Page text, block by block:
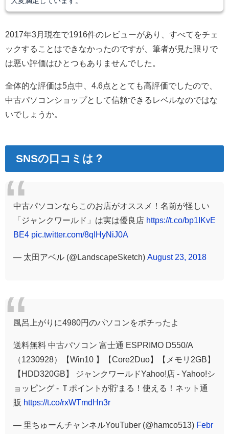
2017年3月現在で1916件のレビューがあり、すべてをチェ
ックすることはできなかったのですが、筆者が見た限りで
は悪い評価はひとつもありませんでした。
全体的な評価は5点中、4.6点ととても高評価でしたので、
中古パソコンショップとして信頼できるレベルなのではな
いでしょうか。
SNSの口コミは？
中古パソコンならこのお店がオススメ！名前が怪しい
「ジャンクワールド」は実は優良店 https://t.co/bp1IKvE
BE4 pic.twitter.com/8qIHyNiJ0A
— 太田アベル (@LandscapeSketch) August 23, 2018
風呂上がりに4980円のパソコンをポチったよ
送料無料 中古パソコン 富士通 ESPRIMO D550/A
（1230928）【Win10 】【Core2Duo】【メモリ2GB】
【HDD320GB】 ジャンクワールドYahoo!店 - Yahoo!シ
ョッピング - Ｔポイントが貯まる！使える！ネット通
販 https://t.co/rxWTmdHn3r
— 里ちゅーんチャンネルYouTuber (@hamco513) Febr